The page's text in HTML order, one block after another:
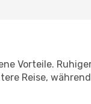
Vorteile.
Reise,